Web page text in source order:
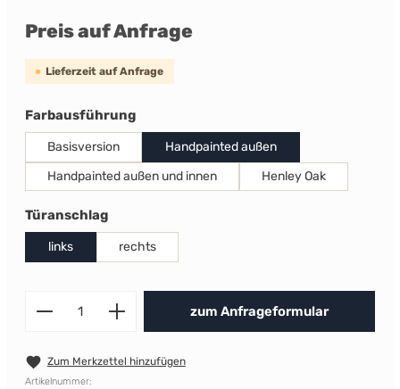
Preis auf Anfrage
Lieferzeit auf Anfrage
Farbausführungauswählen
Basisversion
Handpainted außen
Handpainted außen und innen
Henley Oak
Türanschlagauswählen
links rechts
Produkt Anzahl: Gib den
zum Anfrageformular
Zum Merkzettel hinzufügen
Artikelnummer: